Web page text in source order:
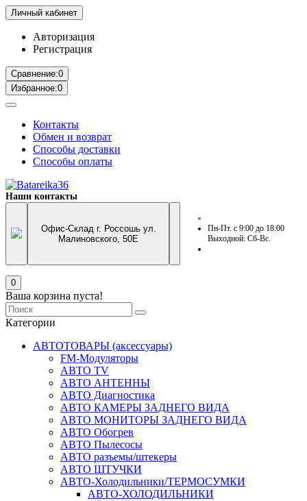
Личный кабинет
Авторизация
Регистрация
Сравнение:0
Избранное:0
Контакты
Обмен и возврат
Способы доставки
Способы оплаты
Наши контакты
Офис-Склад г. Россошь ул.
Малиновского, 50Е
Пн-Пт. с 9:00 до 18:00
Выходной: Сб-Вс.
0
Ваша корзина пуста!
Категории
АВТОТОВАРЫ (аксессуары)
FM-Модуляторы
АВТО TV
АВТО АНТЕННЫ
АВТО Диагностика
АВТО КАМЕРЫ ЗАДНЕГО ВИДА
АВТО МОНИТОРЫ ЗАДНЕГО ВИДА
АВТО Обогрев
АВТО Пылесосы
АВТО разъемы/штекеры
АВТО ШТУЧКИ
АВТО-Холодильники/ТЕРМОСУМКИ
АВТО-ХОЛОДИЛЬНИКИ